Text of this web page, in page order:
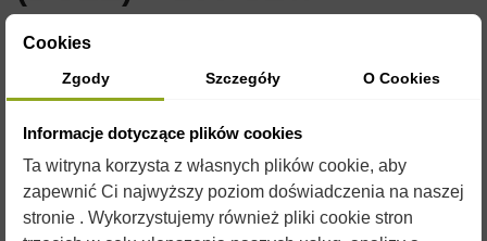
Indeks:
16,00 zł
Brutto
ETYKIETA SAMOPRZYLEPNA 154X60MM
PACZKA ZAWIERA 100SZT.
Cookies
Zgody Szczegóły O Cookies
Informacje dotyczące plików cookies
Ta witryna korzysta z własnych plików cookie, aby
zapewnić Ci najwyższy poziom doświadczenia na naszej
stronie . Wykorzystujemy również pliki cookie stron